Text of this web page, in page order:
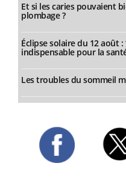
Et si les caries pouvaient
plombage ?
Éclipse solaire du 12 août
indispensable pour la
Les troubles du sommeil